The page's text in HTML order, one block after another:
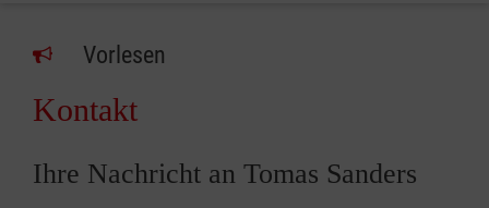
Vorlesen
Kontakt
Ihre Nachricht an Tomas Sanders